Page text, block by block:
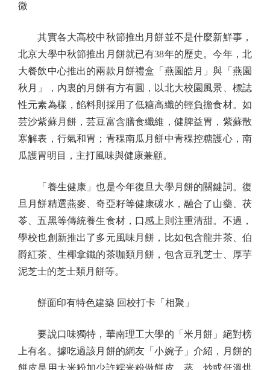
微
其實各大高校中秋節推出月餅並不是什麼新鮮事，
北京大學中秋節推出月餅就已有38年的歷史。今年，北
大餐飲中心推出的兩款月餅禮盒「燕園皓月」與「燕園
秋月」，內裏的月餅有方有圓，以北大校園風景、標誌
性元素為樣，餡料則採用了低糖高纖的輕負擔食材。如
芸沙紫蘇月餅，芸豆富含膳食纖維，健脾益胃，紫蘇散
寒解表，行氣和胃；青稞南瓜月餅中青稞控糖護心，南
瓜護胃明目，主打風味與健康兼顧。
「養生健康」也是今年復旦大學月餅的關鍵詞。復
旦月餅精選燕麥、奇亞籽等健康碳水，融合了山藥、茯
苓、五黑等傳統養生食材，口感上則注重清甜。不過，
學校也創新推出了多元風味月餅，比如包含龍井茶、伯
爵紅茶、生椰拿鐵的茶咖類月餅，包含豆乳芝士、厚芋
泥芝士的芝士類月餅等。
餅面印有特色建築 回校打卡「相聚」
要說口味獨特，華南理工大學的「米月餅」絕對榜
上有名。據吃過該月餅的網友「小婉子」介紹，月餅的